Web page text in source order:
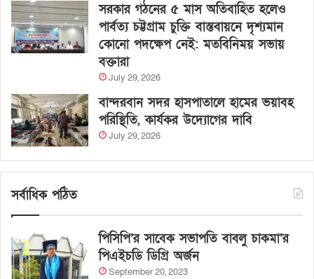
সরকার গঠনের ৫ মাস অতিবাহিত হলেও
পার্বত্য চট্টগ্রাম চুক্তি বাস্তবায়নে দৃশ্যমান
কোনো পদক্ষেপ নেই: মতবিনিময় সভায়
বক্তারা
July 29, 2026
বান্দরবান সদর হাসপাতালে হামের ভয়াবহ
পরিস্থিতি, কার্যকর উদ্যোগের দাবি
July 29, 2026
সর্বাধিক পঠিত
পিসিপি’র সাবেক সভাপতি বাবলু চাকমা’র
পিএইচডি ডিগ্রি অর্জন
September 20, 2023